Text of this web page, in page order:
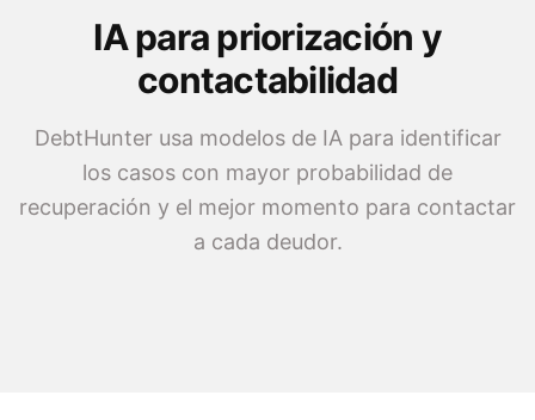
IA para priorización y
contactabilidad
DebtHunter usa modelos de IA para identificar
los casos con mayor probabilidad de
recuperación y el mejor momento para contactar
a cada deudor.